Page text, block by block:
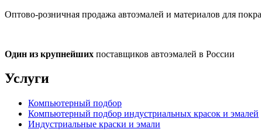
Оптово-розничная продажа автоэмалей и материалов для
Один из крупнейших поставщиков автоэмалей в России
Услуги
Компьютерный подбор
Компьютерный подбор индустриальных красок и эмалей
Индустриальные краски и эмали